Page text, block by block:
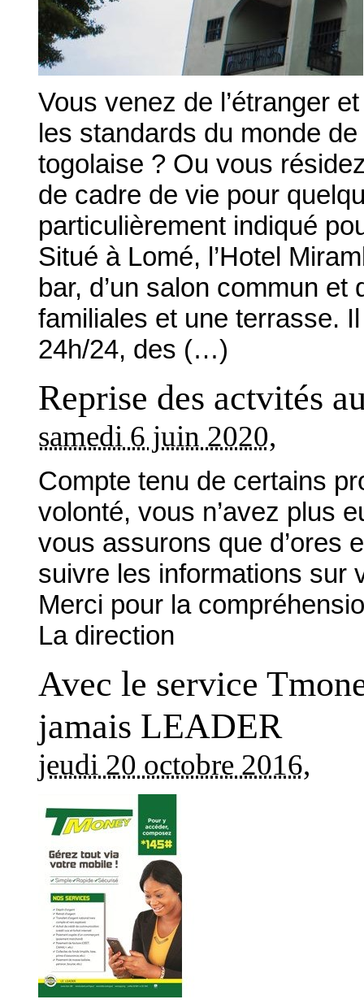
Vous venez de l’étranger
les standards du monde
togolaise ? Ou vous
de cadre de vie pour
particulièrement indiqué
Situé à Lomé, l’Hotel
bar, d’un salon commun
familiales et une terrasse.
24h/24, des (…)
Reprise des actvités
samedi 6 juin 2020,
Compte tenu de certains
volonté, vous n’avez plus
vous assurons que d’ores
suivre les informations sur
Merci pour la
La direction
Avec le service
jamais LEADER
jeudi 20 octobre 2016,